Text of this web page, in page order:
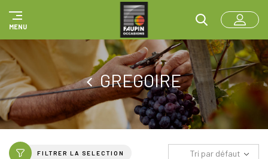
MENU
GREGOIRE
FILTRER LA SELECTION Tri par défaut
Panneau de gestion des cookies